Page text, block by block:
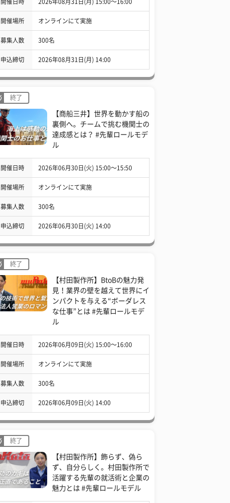
開催日時 2026年08月31日(月) 15:00〜16:00
開催場所 オンラインにて実施
募集人数 300名
申込締切 2026年08月31日(月) 14:00
終了
【商船三井】世界を動かす船の
裏側へ。チームで挑む機関士の
達成感とは？ #先輩ロールモデ
ル
開催日時 2026年06月30日(火) 15:00〜15:50
開催場所 オンラインにて実施
募集人数 300名
申込締切 2026年06月30日(火) 14:00
終了
【村田製作所】BtoBの魅力発
見！業界の壁を越えて世界にイ
ンパクトを与える“ボーダレス
な仕事”とは #先輩ロールモデ
ル
開催日時 2026年06月09日(火) 15:00〜16:00
開催場所 オンラインにて実施
募集人数 300名
申込締切 2026年06月09日(火) 14:00
終了
【村田製作所】飾らず、偽ら
ず、自分らしく。村田製作所で
活躍する先輩の就活術と企業の
魅力とは #先輩ロールモデル